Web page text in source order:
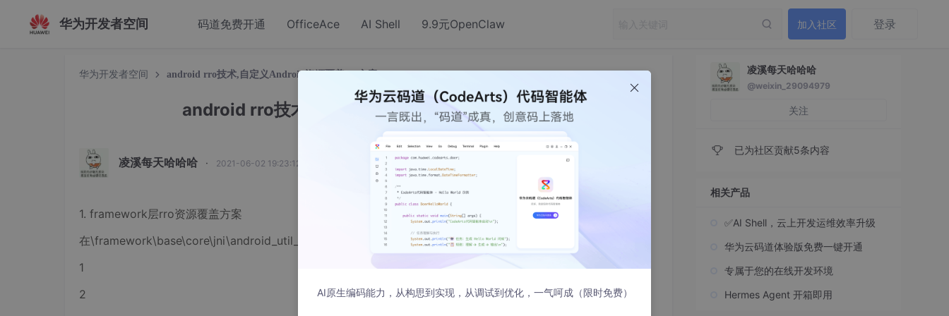
华为开发者空间 码道免费开通 OfficeAce AI Shell 9.9元OpenClaw 加入社区 登录
华为开发者空间 android rro技术,自定义Android资源覆盖rro方案
android rro技术,自定义Android资源覆盖rro方案
凌溪每天哈哈哈 · 2021-06-02 19:23:12 发布
1. framework层rro资源覆盖方案
在\framework\base\core\jni\android_util_AssetManager.cpp中： before：
1
2
凌溪每天哈哈哈
@weixin_29094979
关注
已为社区贡献5条内容
相关产品
✅AI Shell，云上开发运维效率升级
华为云码道体验版免费一键开通
专属于您的在线开发环境
Hermes Agent 开箱即用
AI原生编码能力，从构思到实现，从调试到优化，一气呵成（限时免费）